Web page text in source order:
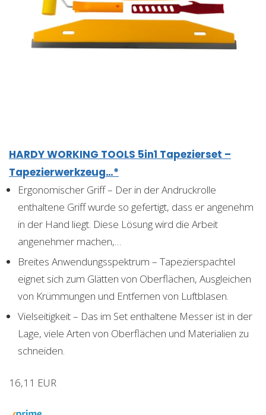
HARDY WORKING TOOLS 5in1 Tapezierset –
Tapezierwerkzeug…*
Ergonomischer Griff – Der in der Andruckrolle
enthaltene Griff wurde so gefertigt, dass er angenehm
in der Hand liegt. Diese Lösung wird die Arbeit
angenehmer machen,…
Breites Anwendungsspektrum – Tapezierspachtel
eignet sich zum Glätten von Oberflächen, Ausgleichen
von Krümmungen und Entfernen von Luftblasen.
Vielseitigkeit – Das im Set enthaltene Messer ist in der
Lage, viele Arten von Oberflächen und Materialien zu
schneiden.
16,11 EUR